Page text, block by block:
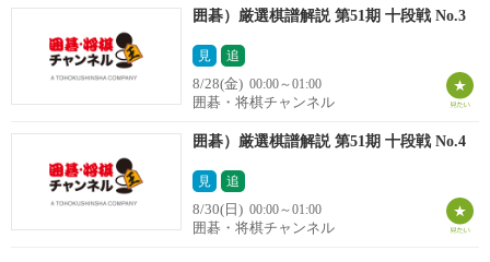
囲碁）厳選棋譜解説 第51期 十段戦 No.3
見 追
8/28(金) 00:00～01:00
囲碁・将棋チャンネル
囲碁）厳選棋譜解説 第51期 十段戦 No.4
見 追
8/30(日) 00:00～01:00
囲碁・将棋チャンネル